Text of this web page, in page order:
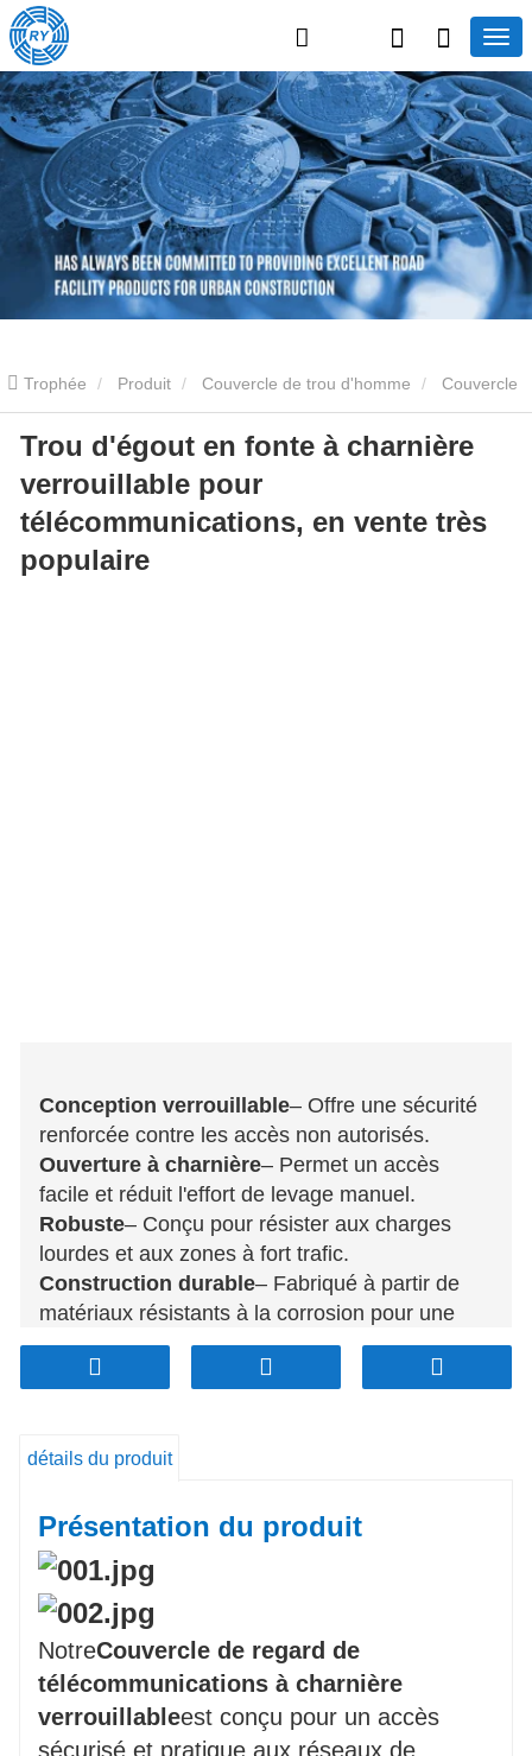
Trophée Produit Couvercle de trou d'homme Couvercle
de trou d'homme en fonte Trou d'égout en fonte à charnière
verrouillable pour télécommunications, en vente très populaire
Trou d'égout en fonte à charnière
verrouillable pour
télécommunications, en vente très
populaire
Conception verrouillable– Offre une sécurité
renforcée contre les accès non autorisés.
Ouverture à charnière– Permet un accès
facile et réduit l'effort de levage manuel.
Robuste– Conçu pour résister aux charges
lourdes et aux zones à fort trafic.
Construction durable– Fabriqué à partir de
matériaux résistants à la corrosion pour une
utilisation durable.
Imperméabiliser
– Garantit des performances
Antivol – Un mécanisme de verrouillage
Installation facile – Simple à installer et à
entretenir, ce qui permet de gagner du temps et
de réduire les coûts de main-d'œuvre.
détails du produit
Présentation du produit
NotreCouvercle de regard de
télécommunications à charnière
verrouillableest conçu pour un accès
sécurisé et pratique aux réseaux de